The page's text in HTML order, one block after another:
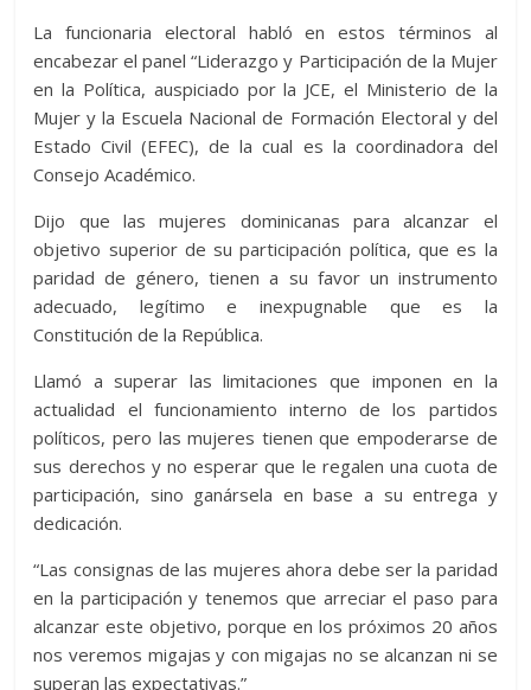
La funcionaria electoral habló en estos términos al
encabezar el panel “Liderazgo y Participación de la Mujer
en la Política, auspiciado por la JCE, el Ministerio de la
Mujer y la Escuela Nacional de Formación Electoral y del
Estado Civil (EFEC), de la cual es la coordinadora del
Consejo Académico.
Dijo que las mujeres dominicanas para alcanzar el
objetivo superior de su participación política, que es la
paridad de género, tienen a su favor un instrumento
adecuado, legítimo e inexpugnable que es la
Constitución de la República.
Llamó a superar las limitaciones que imponen en la
actualidad el funcionamiento interno de los partidos
políticos, pero las mujeres tienen que empoderarse de
sus derechos y no esperar que le regalen una cuota de
participación, sino ganársela en base a su entrega y
dedicación.
“Las consignas de las mujeres ahora debe ser la paridad
en la participación y tenemos que arreciar el paso para
alcanzar este objetivo, porque en los próximos 20 años
nos veremos migajas y con migajas no se alcanzan ni se
superan las expectativas.”